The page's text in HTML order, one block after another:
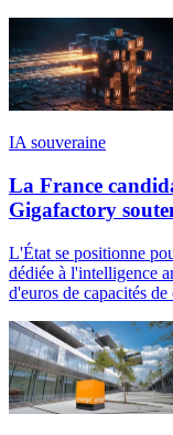
IA souveraine
La France
Gigafactory
L'État se positionne
dédiée à l'intelligence
d'euros de capacités